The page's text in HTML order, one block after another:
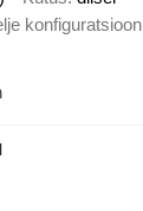
konfiguratsioon